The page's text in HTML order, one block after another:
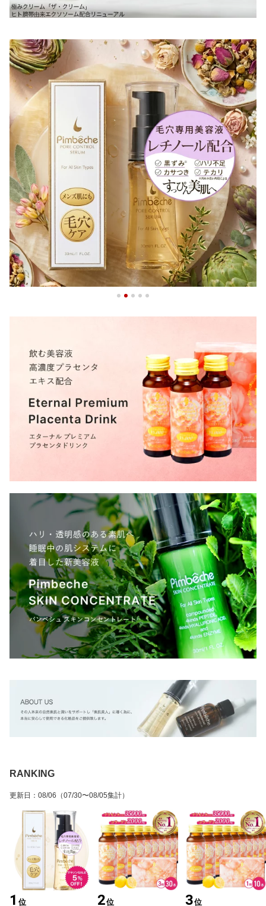
RANKING
更新日 ： 08/06 （07/30〜08/05集計）
1 位 2位 3位